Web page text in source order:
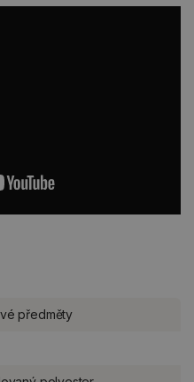
předměty